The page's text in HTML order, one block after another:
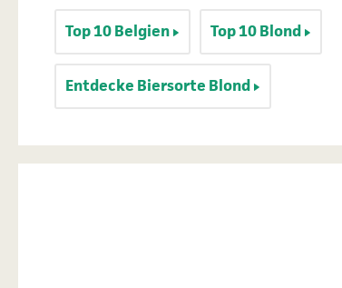
Top 10 Belgien Top 10 Blond
Entdecke Biersorte Blond